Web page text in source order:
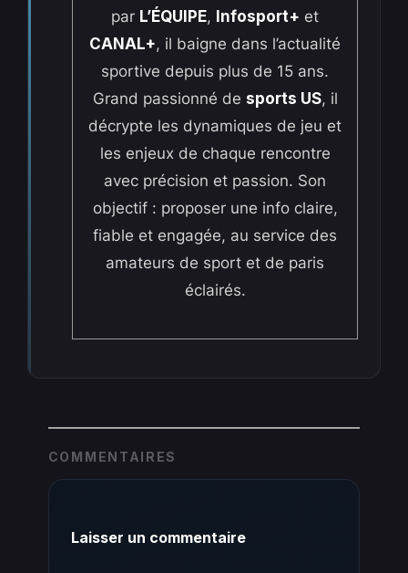
par L’ÉQUIPE, Infosport+ et
CANAL+, il baigne dans l’actualité
sportive depuis plus de 15 ans.
Grand passionné de sports US, il
décrypte les dynamiques de jeu et
les enjeux de chaque rencontre
avec précision et passion. Son
objectif : proposer une info claire,
fiable et engagée, au service des
amateurs de sport et de paris
éclairés.
COMMENTAIRES
Laisser un commentaire